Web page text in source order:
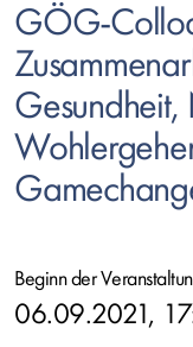
GÖG-
Beginn der
06.09.2021,